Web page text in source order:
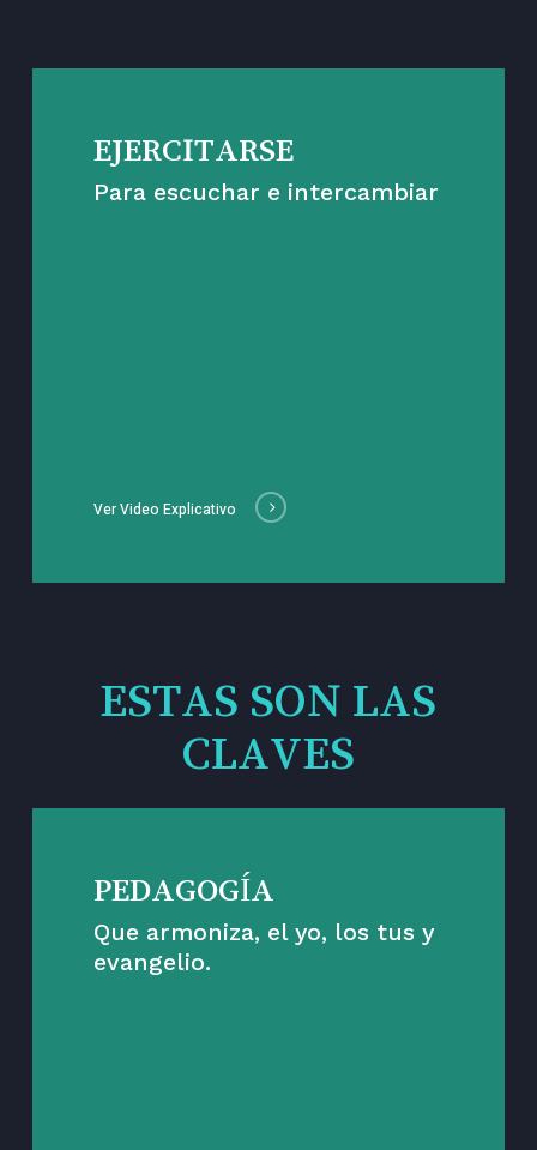
EJERCITARSE
Para escuchar e intercambiar
Ver Video Explicativo
ESTAS SON LAS
CLAVES
PEDAGOGÍA
Que armoniza, el yo, los tus y
evangelio.